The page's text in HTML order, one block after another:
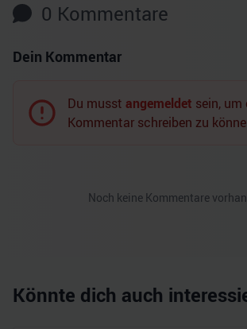
0 Kommentare
Dein Kommentar
Du musst angemeldet sein, um
Kommentar schreiben zu
Noch keine Kommentare
Könnte dich auch